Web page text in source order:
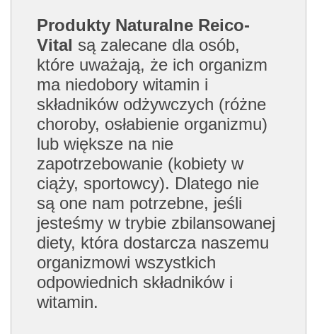
Produkty Naturalne Reico-
Vital są zalecane dla osób,
które uważają, że ich organizm
ma niedobory witamin i
składników odżywczych (różne
choroby, osłabienie organizmu)
lub większe na nie
zapotrzebowanie (kobiety w
ciąży, sportowcy). Dlatego nie
są one nam potrzebne, jeśli
jesteśmy w trybie zbilansowanej
diety, która dostarcza naszemu
organizmowi wszystkich
odpowiednich składników i
witamin.